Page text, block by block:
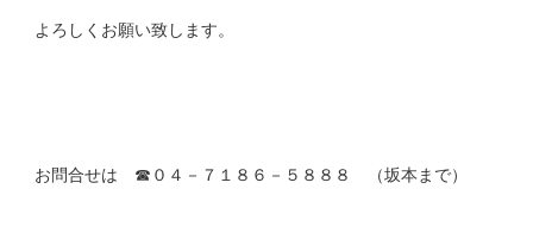
よろしくお願い致します。
お問合せは ☎０４－７１８６－５８８８ （坂本まで）